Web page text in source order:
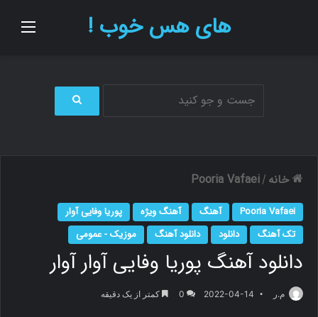
های هس خوب !
ج
ر
ا
خانه /
Pooria Vafaei
Pooria Vafaei آهنگ آهنگ ویژه
پوریا وفایی آوار
تک آهنگ
دانلود دانلود آهنگ موزیک - عمومی
دانلود آهنگ پوریا وفایی آوار آوار
م.ر 2022-04-14
0 کمتر از یک دقیقه